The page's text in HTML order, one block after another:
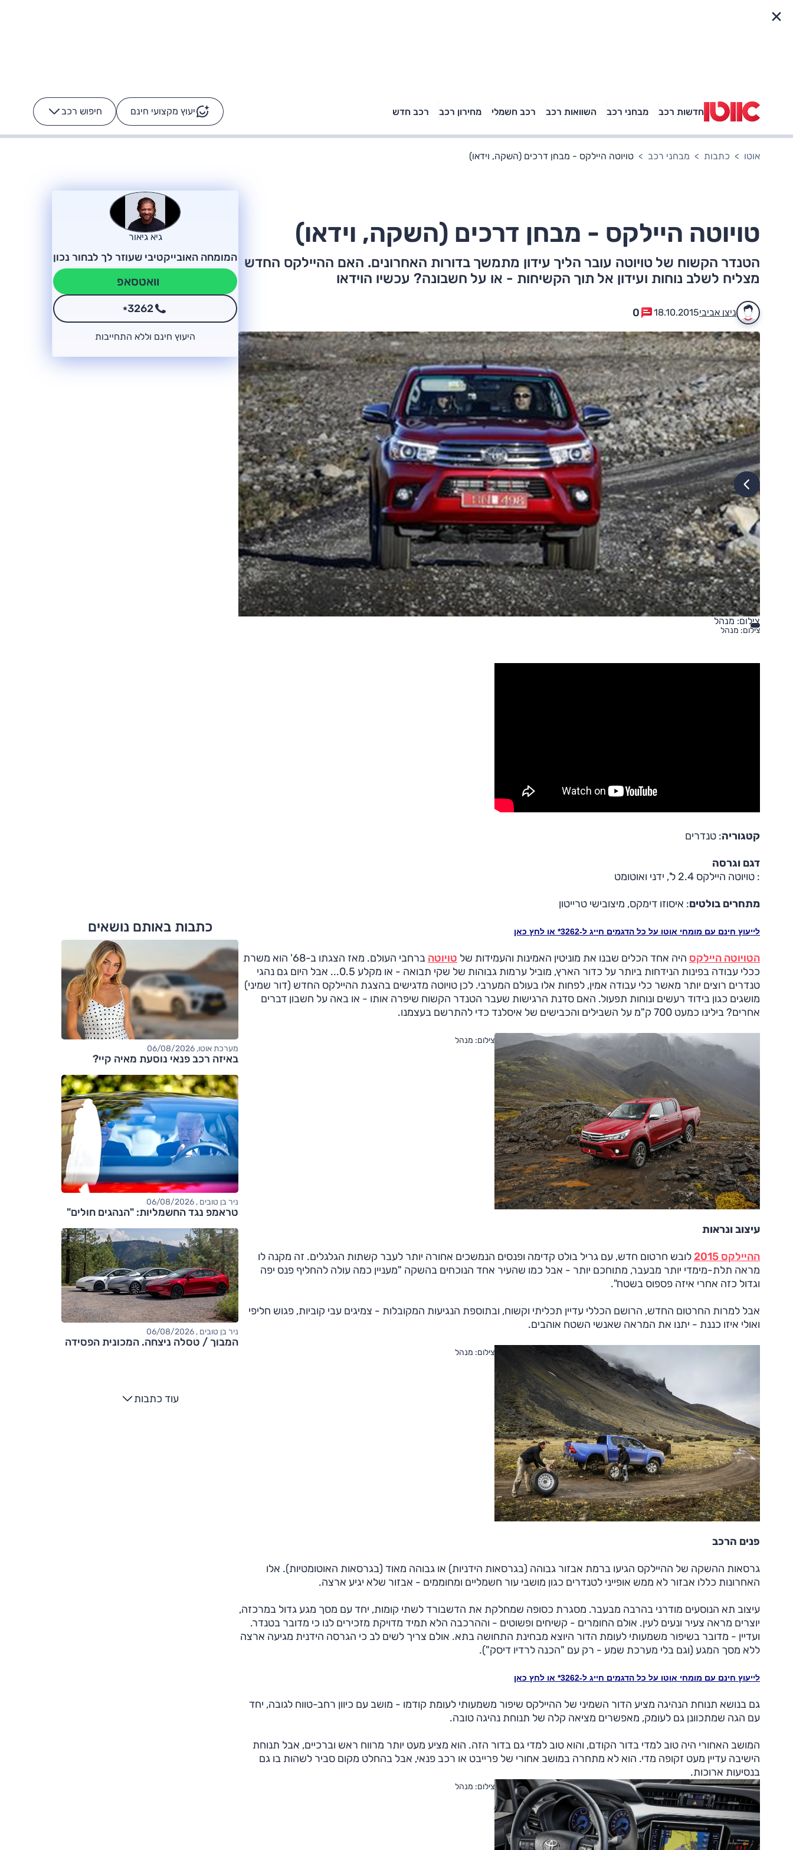
חדשות רכב מבחני רכב השוואות רכב רכב חשמלי מחירון רכב רכב חדש יעוץ מקצועי חינם חיפוש רכב -
באיזה רכב פנאי נוסעת
טויוטה ראב 4, קיה
ספורטאז' לונג ויונדאי
הנייר ועל הכביש
רכבי הסלבס: על מה נוסע
הרכב לא מתקלקל. המסך
כן
אוטו כתבות מבחני רכב טויוטה היילקס - מבחן דרכים (השקה, וידאו)
טויוטה היילקס - מבחן דרכים (השקה, וידאו)
הטנדר הקשוח של טויוטה עובר הליך עידון מתמשך בדורות האחרונים. האם ההיילקס החדש
מצליח לשלב נוחות ועידון אל תוך הקשיחות - או על חשבונה? עכשיו הוידאו
ניצן אביבי18.10.2015
0
צילום: מנהל
צילום: מנהל
קטגוריה: טנדרים
דגם וגרסה
: טויוטה היילקס 2.4 ל', ידני ואוטומט
מתחרים בולטים: איסוזו דימקס, מיצובישי טרייטון
לייעוץ חינם עם מומחי אוטו על כל הדגמים חייג ל-3262* או לחץ כאן
הטויוטה היילקס היה אחד הכלים שבנו את מוניטין האמינות והעמידות של טויוטה
ברחבי העולם. מאז הצגתו ב-68' הוא משרת
ככלי עבודה בפינות הנידחות ביותר על כדור הארץ, מוביל ערמות גבוהות של שקי תבואה - או מקלע 0.5... אבל היום גם נהגי
טנדרים רוצים יותר מאשר כלי עבודה אמין, לפחות אלו בעולם המערבי. לכן טויוטה מדגישים בהצגת ההיילקס החדש (דור שמיני)
מושגים כגון בידוד רעשים ונוחות תפעול. האם סדנת הרגישות שעבר הטנדר הקשוח שיפרה אותו - או באה על חשבון דברים
אחרים? בילינו כמעט 700 ק"מ על השבילים והכבישים של איסלנד כדי להתרשם בעצמנו.
צילום: מנהל
עיצוב ונראות
ההיילקס 2015
לובש חרטום חדש, עם גריל בולט קדימה ופנסים הנמשכים אחורה יותר לעבר קשתות הגלגלים. זה מקנה לו
מראה תלת-מימדי יותר מבעבר, מתוחכם יותר - אבל כמו שהעיר אחד הנוכחים בהשקה "מעניין כמה עולה להחליף פנס יפה
וגדול כזה אחרי איזה פספוס בשטח".
אבל למרות החרטום החדש, הרושם הכללי עדיין תכליתי וקשוח, ובתוספת הנגיעות המקובלות - צמיגים עבי קוביות, פגוש חליפי
ואולי איזו כננת - יתנו את המראה שאנשי השטח אוהבים.
צילום: מנהל
פנים הרכב
גרסאות ההשקה של ההיילקס הגיעו ברמת אבזור גבוהה (בגרסאות הידניות) או גבוהה מאוד (בגרסאות האוטומטיות). אלו
האחרונות כללו אבזור לא ממש אופייני לטנדרים כגון מושבי עור חשמליים ומחוממים - אבזור שלא יגיע ארצה.
עיצוב תא הנוסעים מודרני בהרבה מבעבר. מסגרת כסופה שמחלקת את הדשבורד לשתי קומות, יחד עם מסך מגע גדול במרכזה,
יוצרים מראה צעיר ונעים לעין. אולם החומרים - קשיחים ופשוטים - וההרכבה הלא תמיד מדויקת מזכירים לנו כי מדובר בטנדר.
ועדיין - מדובר בשיפור משמעותי לעומת הדור היוצא מבחינת התחושה בתא. אולם צריך לשים לב כי הגרסה הידנית מגיעה ארצה
ללא מסך המגע (וגם בלי מערכת שמע - רק עם "הכנה לרדיו דיסק").
לייעוץ חינם עם מומחי אוטו על כל הדגמים חייג ל-3262* או לחץ כאן
גם בנושא תנוחת הנהיגה מציע הדור השמיני של ההיילקס שיפור משמעותי לעומת קודמו - מושב עם כיוון רחב-טווח לגובה, יחד
עם הגה שמתכוונן גם לעומק, מאפשרים מציאה קלה של תנוחת נהיגה טובה.
המושב האחורי היה טוב למדי בדור הקודם, והוא טוב למדי גם בדור הזה. הוא מציע מעט יותר מרווח ראש וברכיים, אבל תנוחת
הישיבה עדיין מעט זקופה מדי. הוא לא מתחרה במושב אחורי של פרייבט או רכב פנאי, אבל בהחלט מקום סביר לשהות בו גם
בנסיעות ארוכות.
צילום: מנהל
גיא גיאור
המומחה האובייקטיבי שעוזר לך לבחור נכון
וואטסאפ
*3262
היעוץ חינם וללא התחייבות
כתבות באותם נושאים
מערכת אוטו, 06/08/2026
באיזה רכב פנאי נוסעת מאיה קיי?
ניר בן טובים , 06/08/2026
טראמפ נגד החשמליות: "הנהגים חולים"
ניר בן טובים , 06/08/2026
המבוך / טסלה ניצחה. המכונית הפסידה
עוד כתבות